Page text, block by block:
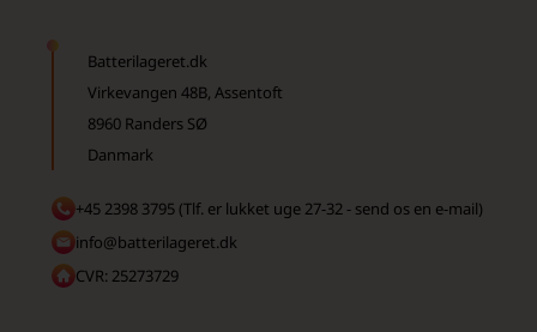
Batterilageret.dk
Virkevangen 48B, Assentoft
8960 Randers SØ
Danmark
+45 2398 3795 (Tlf. er lukket uge 27-32 - send os en e-mail)
info@batterilageret.dk
CVR: 25273729